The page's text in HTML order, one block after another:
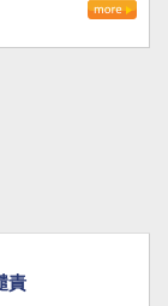
責